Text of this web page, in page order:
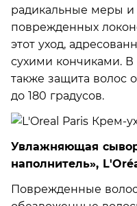
радикальные меры и
поврежденных
этот уход,
сухими кончиками. В
также защита волос
до 180 градусов.
Увлажняющая
наполнитель»,
Поврежденные